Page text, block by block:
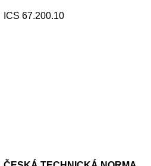
ICS 67.200.10